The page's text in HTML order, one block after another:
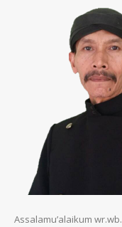
Assalamu’alaikum wr.wb.